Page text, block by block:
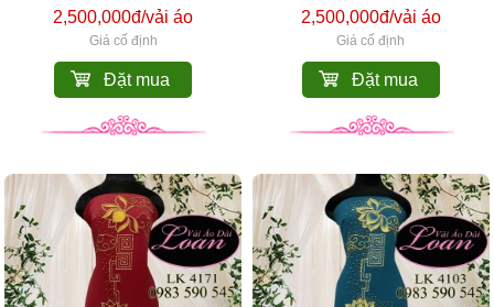
2,500,000đ/vải áo
Giá cố định
Đặt mua
2,500,000đ/vải áo
Giá cố định
Đặt mua